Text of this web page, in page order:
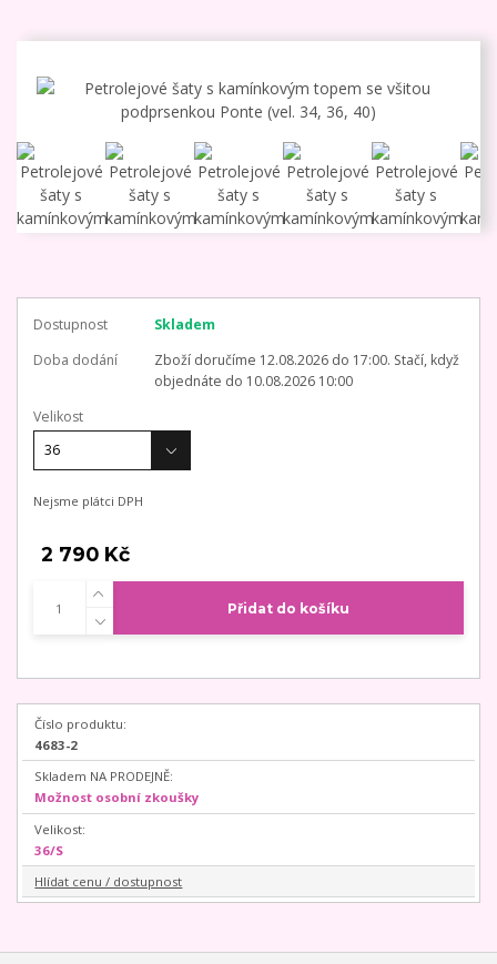
Dostupnost
Skladem
Doba dodání
Zboží doručíme 12.08.2026 do 17:00. Stačí, když
objednáte do 10.08.2026 10:00
Velikost
Nejsme plátci DPH
2 790 Kč
Přidat do košíku
Číslo produktu:
4683-2
Skladem NA PRODEJNĚ:
Možnost osobní zkoušky
Velikost:
36/S
Hlídat cenu / dostupnost